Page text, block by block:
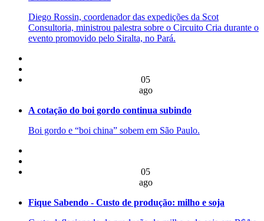
Diego Rossin, coordenador das expedições da Scot
Consultoria, ministrou palestra sobre o Circuito Cria durante o
evento promovido pelo Siralta, no Pará.
05
ago
A cotação do boi gordo continua subindo
Boi gordo e “boi china” sobem em São Paulo.
05
ago
Fique Sabendo - Custo de produção: milho e soja